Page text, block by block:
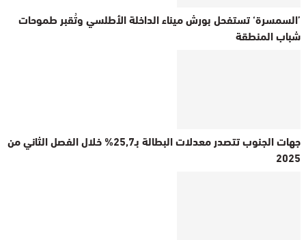
’السمسرة‘ تستفحل بورش ميناء الداخلة الأطلسي وتُقبر طموحات
شباب المنطقة
جهات الجنوب تتصدر معدلات البطالة بـ25,7% خلال الفصل الثاني من
2025